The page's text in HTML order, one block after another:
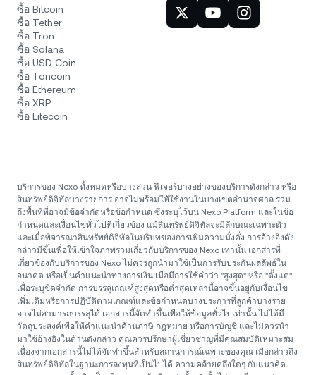
ซื้อ Bitcoin
ซื้อ Tether
ซื้อ Tron
ซื้อ Solana
ซื้อ USD Coin
ซื้อ Toncoin
ซื้อ Ethereum
ซื้อ XRP
ซื้อ Litecoin
บริการของ Nexo ทั้งหมดหรือบางส่วน ฟีเจอร์บางอย่างของบริการดังกล่าว หรือ
สินทรัพย์ดิจิทัลบางรายการ อาจไม่พร้อมให้ใช้งานในบางเขตอำนาจศาล รวม
ถึงพื้นที่ที่อาจมีข้อจำกัดหรือข้อกำหนด ซึ่งระบุไว้บน Nexo Platform และในข้อ
กำหนดและเงื่อนไขทั่วไปที่เกี่ยวข้อง แม้สินทรัพย์ดิจิทัลจะมีลักษณะเฉพาะตัว
และเมื่อพิจารณาสินทรัพย์ดิจิทัลในบริบทของการเพิ่มความมั่งคั่ง การอ้างอิงดัง
กล่าวมีขึ้นเพื่อให้เข้าใจภาพรวมเกี่ยวกับบริการของ Nexo เท่านั้น เอกสารที่
เกี่ยวข้องกับบริการของ Nexo ไม่ควรถูกนำมาใช้เป็นการรับประกันผลลัพธ์ใน
อนาคต หรือเป็นคำแนะนำทางการเงิน เมื่อมีการใช้คำว่า "สูงสุด" หรือ "ตั้งแต่"
เพื่อระบุขีดจำกัด การบรรลุเกณฑ์สูงสุดหรือต่ำสุดเหล่านี้อาจขึ้นอยู่กับเงื่อนไข
เพิ่มเติมหรือการปฏิบัติตามเกณฑ์และข้อกำหนดบางประการที่ลูกค้าบางราย
อาจไม่สามารถบรรลุได้ เอกสารนี้จัดทำขึ้นเพื่อให้ข้อมูลทั่วไปเท่านั้น ไม่ได้มี
วัตถุประสงค์เพื่อให้คำแนะนำด้านภาษี กฎหมาย หรือการบัญชี และไม่ควรนำ
มาใช้อ้างอิงในด้านดังกล่าว คุณควรปรึกษาผู้เชี่ยวชาญที่มีคุณสมบัติเหมาะสม
เนื่องจากเอกสารนี้ไม่ได้จัดทำขึ้นสำหรับสถานการณ์เฉพาะของคุณ เมื่อกล่าวถึง
สินทรัพย์ดิจิทัลในฐานะการลงทุนที่เป็นไปได้ ความคล้ายคลึงใดๆ กับแนวคิด